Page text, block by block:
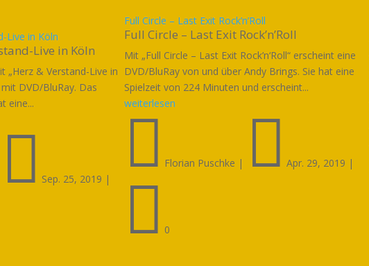
Live in Köln
Live in Köln
„Herz & Verstand-Live in
DVD/BluRay. Das
eine...
 Sep. 25, 2019 |
Full Circle – Last Exit Rock’n’Roll
Full Circle – Last Exit Rock’n’Roll
Mit „Full Circle – Last Exit Rock’n‘Roll“ erscheint eine
DVD/BluRay von und über Andy Brings. Sie hat eine
Spielzeit von 224 Minuten und erscheint...
weiterlesen
 Florian Puschke | Apr. 29, 2019 |
 0